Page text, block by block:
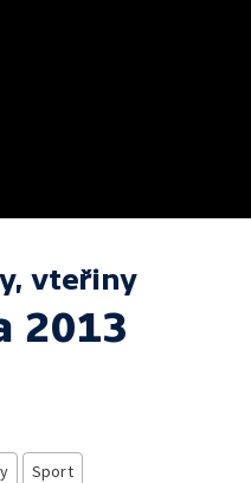
vteřiny
2013
Sport